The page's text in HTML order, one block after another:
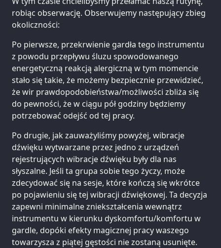
robiąc obserwację. Obserwujemy następujący zbieg
okoliczności:
Po pierwsze, przekrwienie gardła tego instrumentu
z powodu przepływu śluzu spowodowanego
energetyczną reakcją alergiczną w tym momencie
stało się takie, że możemy bezpiecznie przewidzieć,
że wir prawdopodobieństwa/możliwości zbliża się
do pewności, że w ciągu pół godziny będziemy
potrzebować odejść od tej pracy.
Po drugie, jak zauważyliśmy powyżej, wibracje
dźwięku wytwarzane przez jedno z urządzeń
rejestrujących wibracje dźwięku były dla nas
słyszalne. Jeśli ta grupa sobie tego życzy, może
zdecydować się na sesje, które kończą się wkrótce
po pojawieniu się tej wibracji dźwiękowej. Ta decyzja
zapewni minimalne zniekształcenia wewnątrz
instrumentu w kierunku dyskomfortu/komfortu w
gardle, dopóki efekty magicznej pracy waszego
towarzysza z piątej gęstości nie zostaną usunięte.